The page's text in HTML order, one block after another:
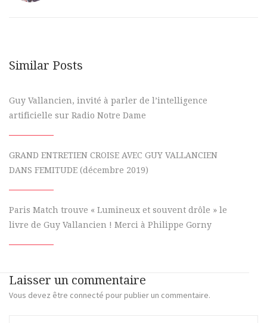
Similar Posts
Guy Vallancien, invité à parler de l’intelligence
artificielle sur Radio Notre Dame
GRAND ENTRETIEN CROISE AVEC GUY VALLANCIEN
DANS FEMITUDE (décembre 2019)
Paris Match trouve « Lumineux et souvent drôle » le
livre de Guy Vallancien ! Merci à Philippe Gorny
Laisser un commentaire
Vous devez être connecté pour publier un commentaire.